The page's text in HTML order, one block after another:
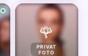
🌹
PRIVAT
FOTO